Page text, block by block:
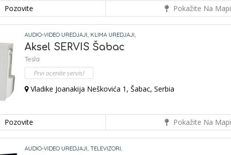
Pozovite Pokažite Na Mapi
AUDIO-VIDEO UREDJAJI, KLIMA UREDJAJI,
Aksel SERVIS Šabac
Tesla
Prvi ocenite servis!
Vladike Joanakija Neškovića 1, Šabac, Serbia
Pozovite Pokažite Na Mapi
AUDIO-VIDEO UREDJAJI, TELEVIZORI,